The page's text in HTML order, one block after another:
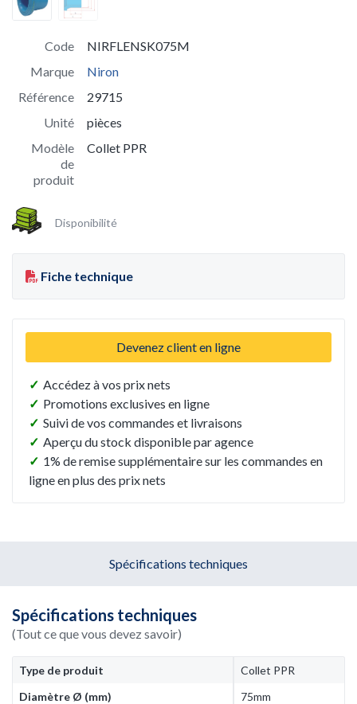
Code
NIRFLENSK075M
Marque
Niron
Référence
29715
Unité
pièces
Modèle
de
produit
Collet PPR
Disponibilité
Fiche technique
Devenez client en ligne
✓ Accédez à vos prix nets
✓ Promotions exclusives en ligne
✓ Suivi de vos commandes et livraisons
✓ Aperçu du stock disponible par agence
✓ 1% de remise supplémentaire sur les commandes en
ligne en plus des prix nets
Spécifications techniques
Spécifications techniques
(Tout ce que vous devez savoir)
Type de produit
Collet PPR
Diamètre Ø (mm)
75mm